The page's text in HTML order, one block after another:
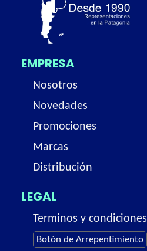
EMPRESA
Nosotros
Novedades
Promociones
Marcas
Distribución
LEGAL
Terminos y condiciones
Botón de Arrepentimiento